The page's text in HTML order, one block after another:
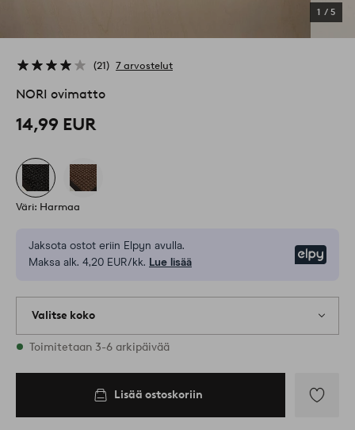
1 / 5
21 7 arvostelut
NORI ovimatto
14,99 EUR
Väri: Harmaa
Jaksota ostot eriin Elpyn avulla.
Maksa alk. 4,20 EUR/kk. Lue lisää
Valitse koko
Varastossa on kaikkia kokoja
Toimitetaan 3-6 arkipäivää
Lisää Lisää ostoskoriin